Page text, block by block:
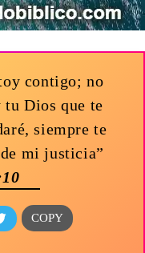
contigo; no
tu Dios que te
siempre te
mi justicia”